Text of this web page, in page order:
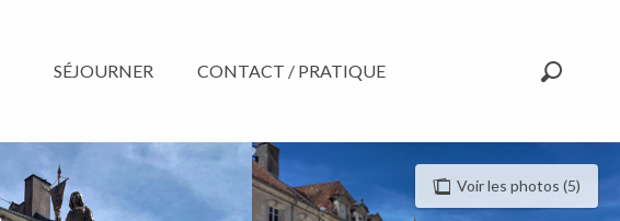
SÉJOURNER CONTACT / PRATIQUE
Voir les photos (5)